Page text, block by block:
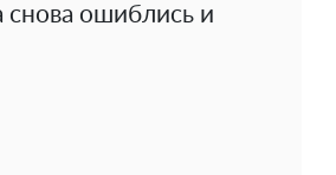
ошиблись и